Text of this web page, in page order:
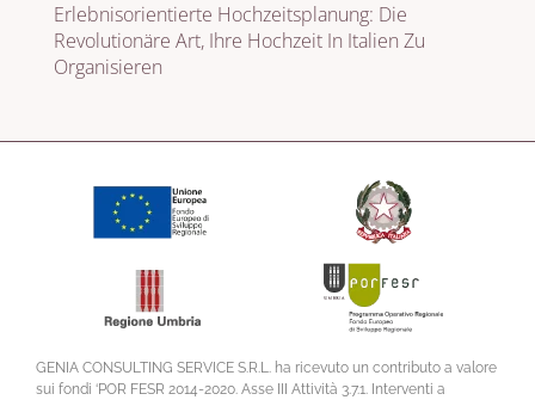
Erlebnisorientierte Hochzeitsplanung: Die
Revolutionäre Art, Ihre Hochzeit In Italien Zu
Organisieren
GENIA CONSULTING SERVICE S.R.L. ha ricevuto un contributo a valore
sui fondi ‘POR FESR 2014-2020. Asse III Attività 3.7.1. Interventi a